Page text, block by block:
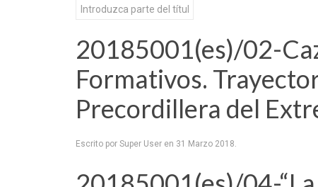
20185001(es)/02-
Formativos.
Precordillera del
Escrito por Super User en 31 Marzo 2018.